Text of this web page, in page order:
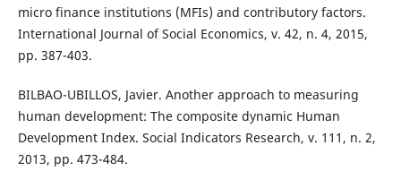
micro finance institutions (MFIs) and contributory factors.
International Journal of Social Economics, v. 42, n. 4, 2015,
pp. 387-403.
BILBAO-UBILLOS, Javier. Another approach to measuring
human development: The composite dynamic Human
Development Index. Social Indicators Research, v. 111, n. 2,
2013, pp. 473-484.